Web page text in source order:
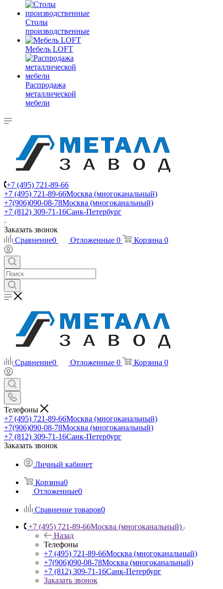
Столы
производственные
Мебель LOFT
Распродажа
металлической
мебели
+7 (495) 721-89-66
+7 (495) 721-89-66Москва (многоканальный)
+7(906)090-08-78Москва (многоканальный)
+7 (812) 309-71-16Санк-Петербург
Заказать звонок
Сравнение0 Отложенные 0 Корзина 0
Сравнение0 Отложенные 0 Корзина 0
Телефоны
+7 (495) 721-89-66Москва (многоканальный)
+7(906)090-08-78Москва (многоканальный)
+7 (812) 309-71-16Санк-Петербург
Заказать звонок
Личный кабинет
Корзина0
Отложенные0
Сравнение товаров0
+7 (495) 721-89-66Москва (многоканальный)
Назад
Телефоны
+7 (495) 721-89-66Москва (многоканальный)
+7(906)090-08-78Москва (многоканальный)
+7 (812) 309-71-16Санк-Петербург
Заказать звонок